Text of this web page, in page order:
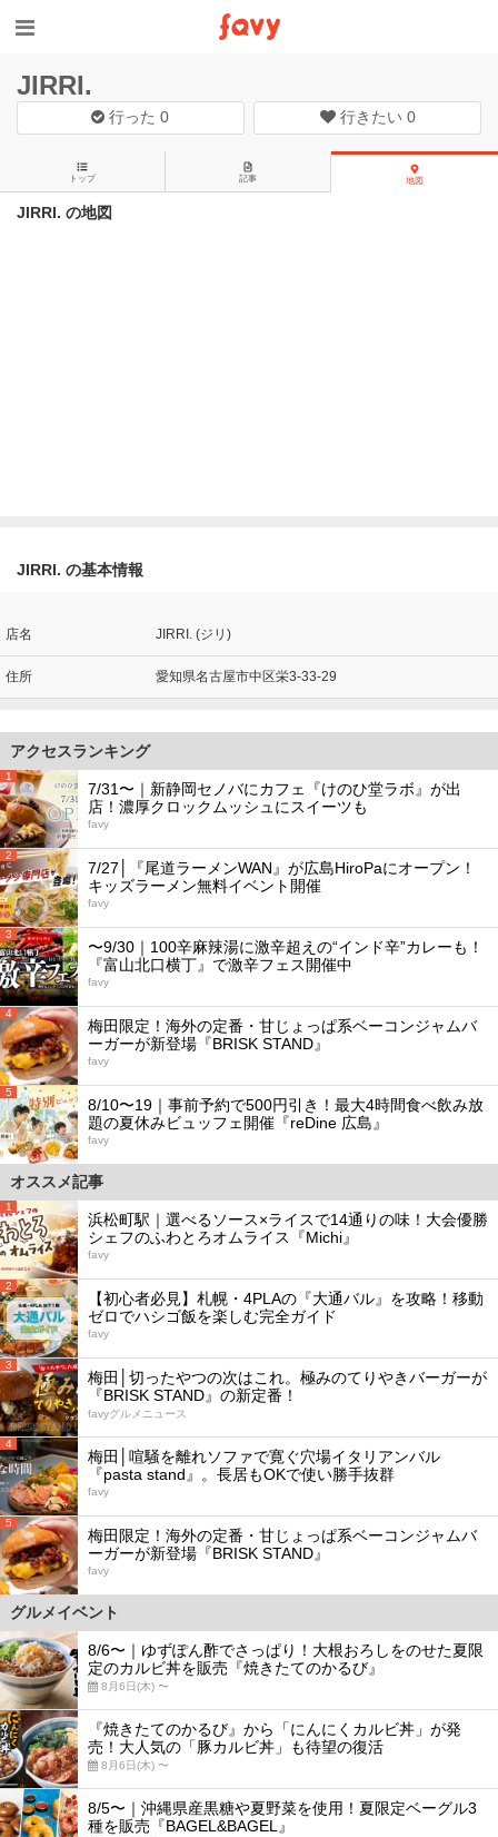
JIRRI.
行った0 行きたい 0
トップ 記事 地図
JIRRI. の地図
JIRRI. の基本情報
店名 JIRRI. (ジリ)
住所 愛知県名古屋市中区栄3-33-29
アクセスランキング
1
7/31〜｜新静岡セノバにカフェ『けのひ堂ラボ』が出
店！濃厚クロックムッシュにスイーツも
favy
2
7/27│『尾道ラーメンWAN』が広島HiroPaにオープン！
キッズラーメン無料イベント開催
favy
3
〜9/30｜100辛麻辣湯に激辛超えの“インド辛”カレーも！
『富山北口横丁』で激辛フェス開催中
favy
4
梅田限定！海外の定番・甘じょっぱ系ベーコンジャムバ
ーガーが新登場『BRISK STAND』
favy
5
8/10〜19｜事前予約で500円引き！最大4時間食べ飲み放
題の夏休みビュッフェ開催『reDine 広島』
favy
オススメ記事
1
浜松町駅｜選べるソース×ライスで14通りの味！大会優勝
シェフのふわとろオムライス『Michi』
favy
2
【初心者必見】札幌・4PLAの『大通バル』を攻略！移動
ゼロでハシゴ飯を楽しむ完全ガイド
favy
3
梅田│切ったやつの次はこれ。極みのてりやきバーガーが
『BRISK STAND』の新定番！
favyグルメニュース
4
梅田│喧騒を離れソファで寛ぐ穴場イタリアンバル
『pasta stand』。長居もOKで使い勝手抜群
favy
5
梅田限定！海外の定番・甘じょっぱ系ベーコンジャムバ
ーガーが新登場『BRISK STAND』
favy
グルメイベント
8/6〜｜ゆずぽん酢でさっぱり！大根おろしをのせた夏限
定のカルビ丼を販売『焼きたてのかるび』
8月6日(木) 〜
『焼きたてのかるび』から「にんにくカルビ丼」が発
売！大人気の「豚カルビ丼」も待望の復活
8月6日(木) 〜
8/5〜｜沖縄県産黒糖や夏野菜を使用！夏限定ベーグル3
種を販売『BAGEL&BAGEL』